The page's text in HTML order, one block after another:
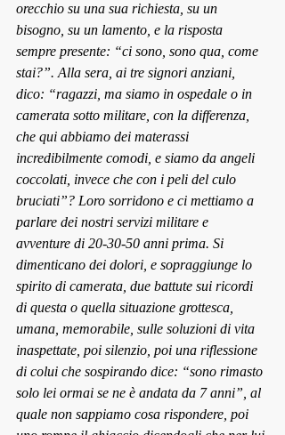
orecchio su una sua richiesta, su un
bisogno, su un lamento, e la risposta
sempre presente: “ci sono, sono qua, come
stai?”. Alla sera, ai tre signori anziani,
dico: “ragazzi, ma siamo in ospedale o in
camerata sotto militare, con la differenza,
che qui abbiamo dei materassi
incredibilmente comodi, e siamo da angeli
coccolati, invece che con i peli del culo
bruciati”? Loro sorridono e ci mettiamo a
parlare dei nostri servizi militare e
avventure di 20-30-50 anni prima. Si
dimenticano dei dolori, e sopraggiunge lo
spirito di camerata, due battute sui ricordi
di questa o quella situazione grottesca,
umana, memorabile, sulle soluzioni di vita
inaspettate, poi silenzio, poi una riflessione
di colui che sospirando dice: “sono rimasto
solo lei ormai se ne è andata da 7 anni”, al
quale non sappiamo cosa rispondere, poi